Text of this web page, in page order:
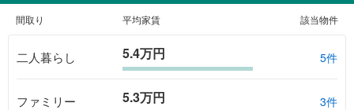
間取り 平均家賃 該当物件
二人暮らし 5.4万円 5件
ファミリー 5.3万円 3件